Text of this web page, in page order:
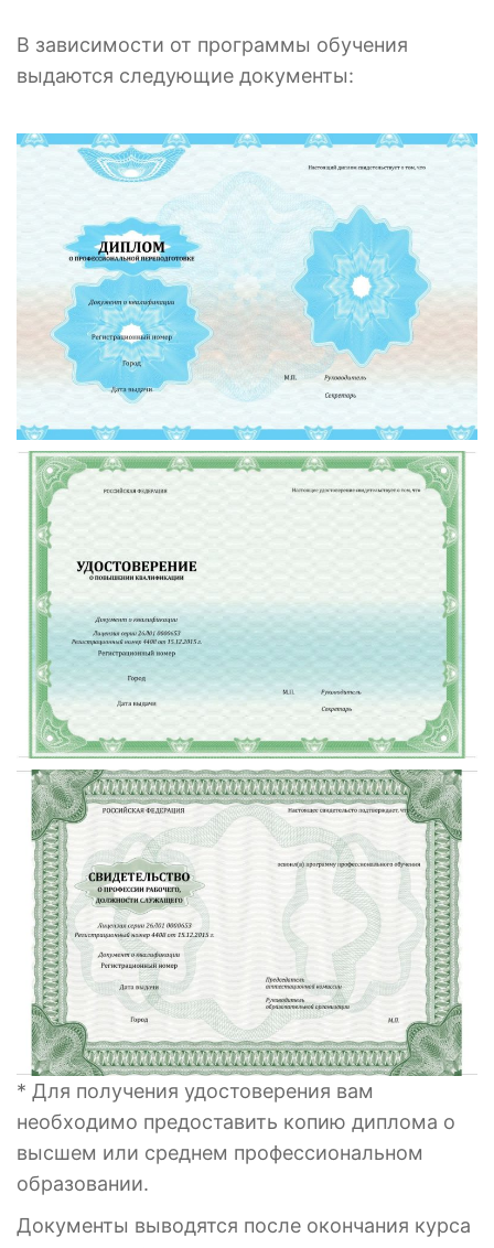
В зависимости от программы обучения
выдаются следующие документы:
* Для получения удостоверения вам
необходимо предоставить копию диплома о
высшем или среднем профессиональном
образовании.
Документы выводятся после окончания курса